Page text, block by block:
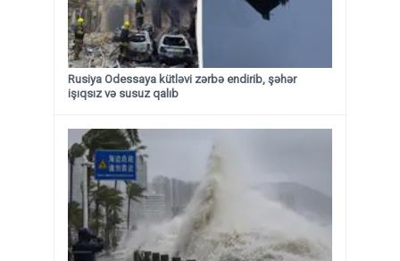
Rusiya Odessaya kütləvi zərbə endirib, şəhər
işıqsız və susuz qalıb